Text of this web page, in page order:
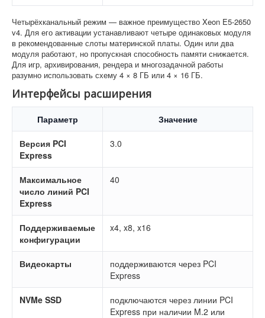
Четырёхканальный режим — важное преимущество Xeon E5-2650
v4. Для его активации устанавливают четыре одинаковых модуля
в рекомендованные слоты материнской платы. Один или два
модуля работают, но пропускная способность памяти снижается.
Для игр, архивирования, рендера и многозадачной работы
разумно использовать схему 4 × 8 ГБ или 4 × 16 ГБ.
Интерфейсы расширения
Параметр Значение
Версия PCI
Express
3.0
Максимальное
число линий PCI
Express
40
Поддерживаемые
конфигурации
x4, x8, x16
Видеокарты
поддерживаются через PCI
Express
NVMe SSD
подключаются через линии PCI
Express при наличии M.2 или